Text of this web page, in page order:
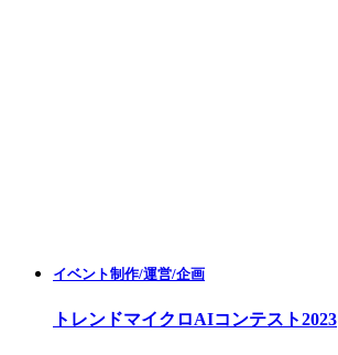
イベント制作/運営/企画
トレンドマイクロAIコンテスト2023